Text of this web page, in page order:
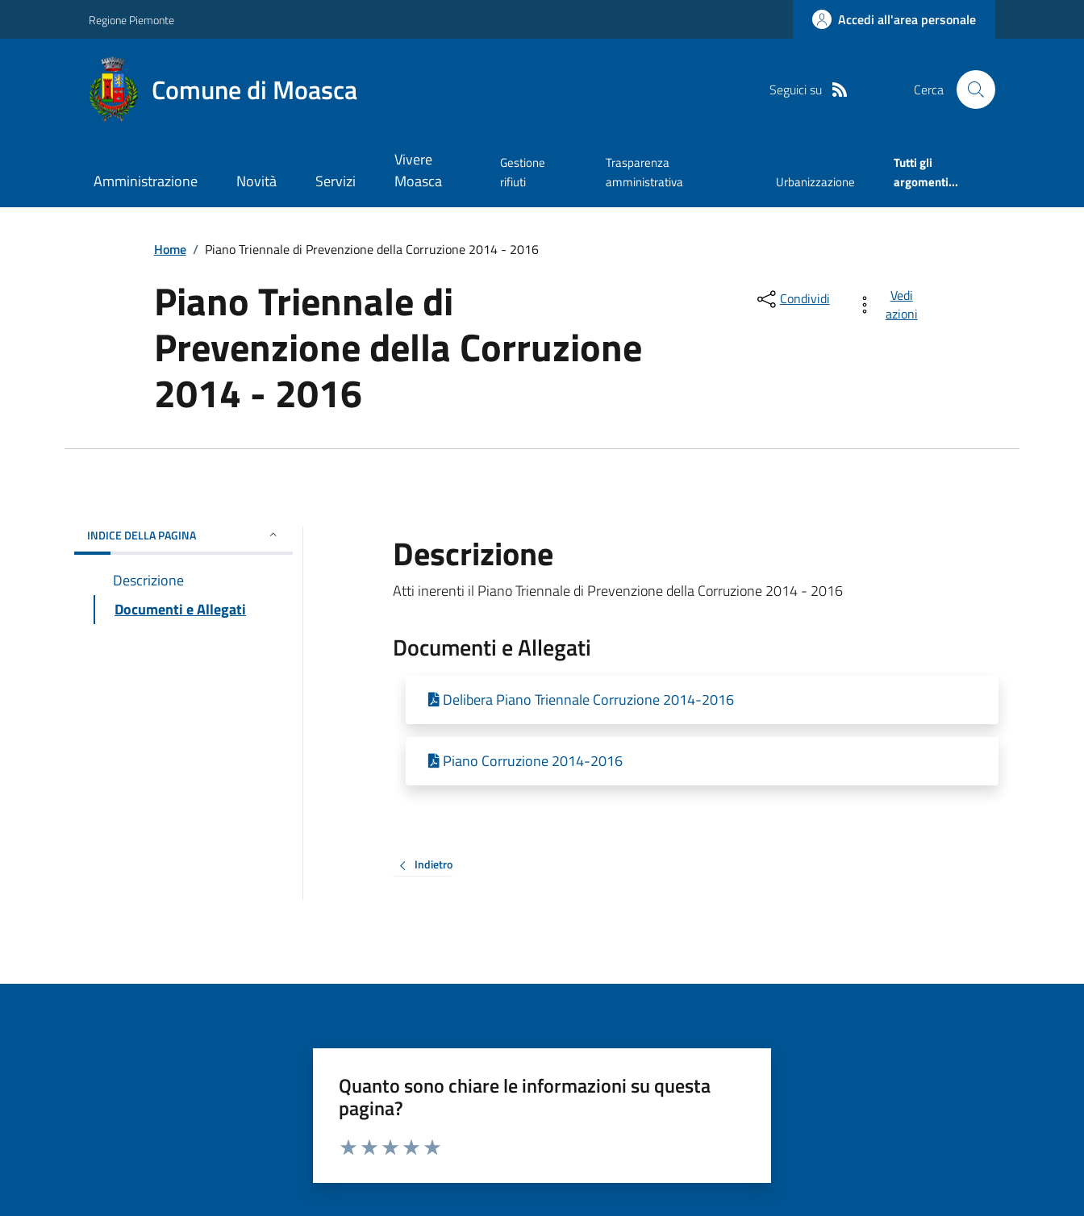
Regione Piemonte Accedi all'area personale
Comune di Moasca Seguici su Cerca
Amministrazione Novità Servizi
Vivere
Moasca
Gestione
rifiuti
Trasparenza
amministrativa
Urbanizzazione
Tutti gli
argomenti...
Home / Piano Triennale di Prevenzione della Corruzione 2014 - 2016
Piano Triennale di
Prevenzione della Corruzione
2014 - 2016
Condividi
Vedi
azioni
INDICE DELLA PAGINA
Descrizione
Documenti e Allegati
Descrizione
Atti inerenti il Piano Triennale di Prevenzione della Corruzione 2014 - 2016
Documenti e Allegati
Delibera Piano Triennale Corruzione 2014-2016
Piano Corruzione 2014-2016
Indietro
Quanto sono chiare le informazioni su questa
pagina?
Valuta da 1 a 5 stelle la pagina